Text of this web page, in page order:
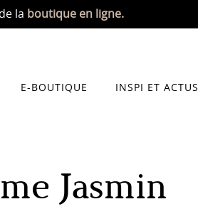
la boutique en ligne.
E-BOUTIQUE INSPI ET ACTUS
Jasmin